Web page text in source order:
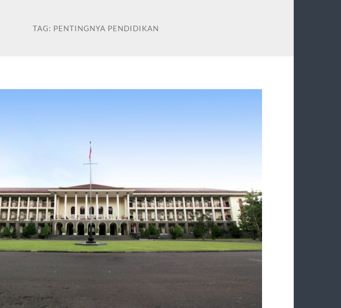
TAG: PENTINGNYA PENDIDIKAN